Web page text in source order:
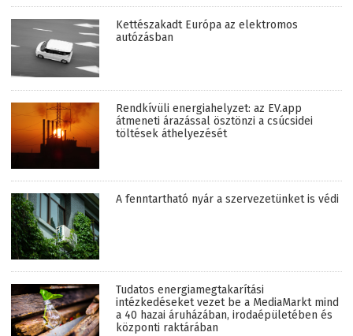
Kettészakadt Európa az elektromos
autózásban
Rendkívüli energiahelyzet: az EV.app
átmeneti árazással ösztönzi a csúcsidei
töltések áthelyezését
A fenntartható nyár a szervezetünket is védi
Tudatos energiamegtakarítási
intézkedéseket vezet be a MediaMarkt mind
a 40 hazai áruházában, irodaépületében és
központi raktárában